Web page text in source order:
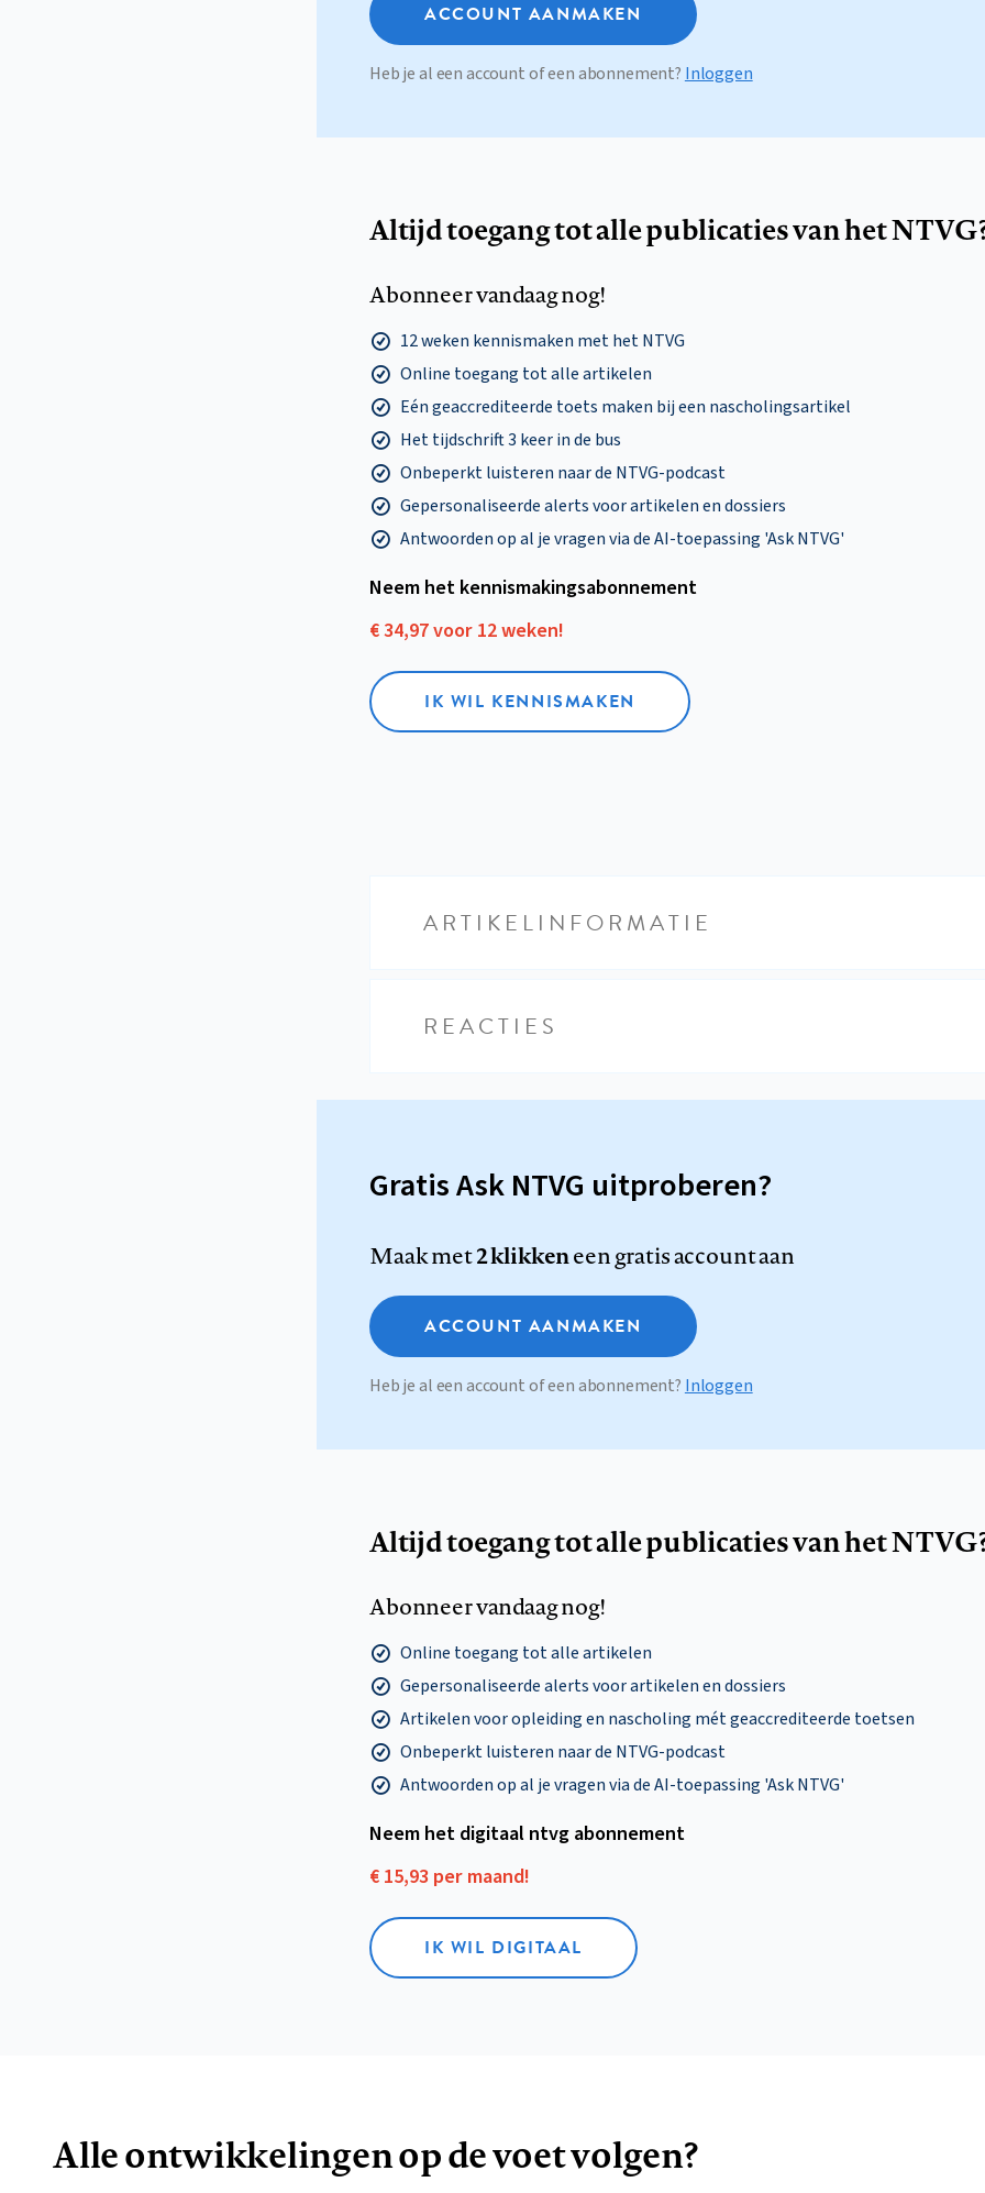
ACCOUNT AANMAKEN
Heb je al een account of een abonnement? Inloggen
Altijd toegang tot alle publicaties van het
Abonneer vandaag nog!
12 weken kennismaken met het NTVG
Online toegang tot alle artikelen
Eén geaccrediteerde toets maken bij een nascholingsartikel
Het tijdschrift 3 keer in de bus
Onbeperkt luisteren naar de NTVG-podcast
Gepersonaliseerde alerts voor artikelen en dossiers
Antwoorden op al je vragen via de AI-toepassing 'Ask NTVG'
Neem het kennismakings­abonnement
€ 34,97 voor 12 weken!
IK WIL KENNISMAKEN
ARTIKELINFORMATIE
REACTIES
Gratis Ask NTVG uitproberen?
Maak met2 klikkeneen gratis account aan
ACCOUNT AANMAKEN
Heb je al een account of een abonnement? Inloggen
Altijd toegang tot alle publicaties van het
Abonneer vandaag nog!
Online toegang tot alle artikelen
Gepersonaliseerde alerts voor artikelen en dossiers
Artikelen voor opleiding en nascholing mét geaccrediteerde toetsen
Onbeperkt luisteren naar de NTVG-podcast
Antwoorden op al je vragen via de AI-toepassing 'Ask NTVG'
Neem het digitaal ntvg abonnement
€ 15,93 per maand!
IK WIL DIGITAAL
Alle ontwikkelingen op de voet volgen?